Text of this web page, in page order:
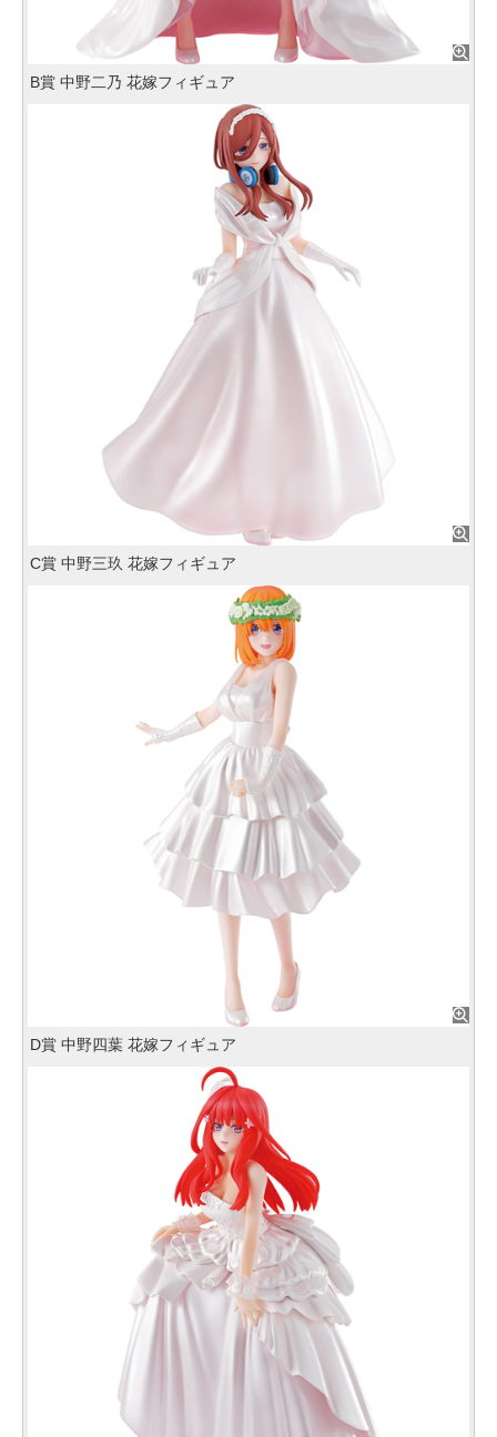
B賞 中野二乃 花嫁フィギュア
C賞 中野三玖 花嫁フィギュア
D賞 中野四葉 花嫁フィギュア